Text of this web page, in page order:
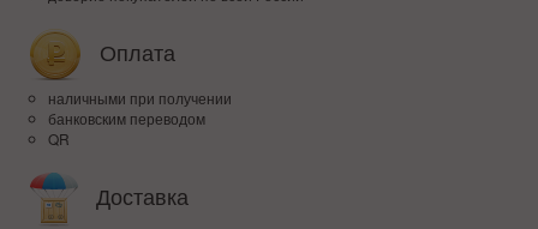
Оплата
наличными при получении
банковским переводом
QR
Доставка